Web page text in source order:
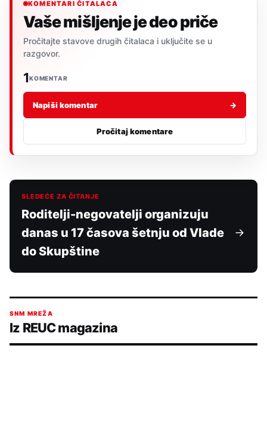
KOMENTARI ČITALACA
Vaše mišljenje je deo priče
Pročitajte stavove drugih čitalaca i uključite se u
razgovor.
1KOMENTAR
Napiši komentar →
Pročitaj komentare
SLEDEĆE ZA ČITANJE
Roditelji-negovatelji organizuju
danas u 17 časova šetnju od Vlade
do Skupštine
SNM MREŽA
Iz REUC magazina